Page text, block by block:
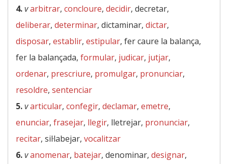
4.varbitrar, concloure, decidir, decretar,
deliberar, determinar, dictaminar, dictar,
disposar, establir, estipular, fer caure la balança,
fer la balançada, formular, judicar, jutjar,
ordenar, prescriure, promulgar, pronunciar,
resoldre, sentenciar
5.varticular, confegir, declamar, emetre,
enunciar, frasejar, llegir, lletrejar, pronunciar,
recitar, sil·labejar, vocalitzar
6.vanomenar, batejar, denominar, designar,